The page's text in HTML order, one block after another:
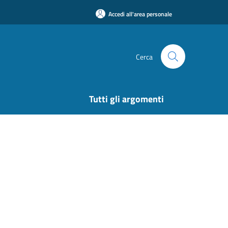
Accedi all'area personale
Cerca
Tutti gli argomenti